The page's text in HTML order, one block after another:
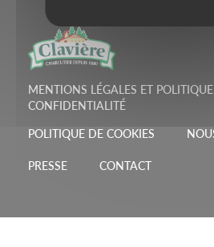
l’article
MENTIONS LÉGALES ET
CONFIDENTIALITÉ
POLITIQUE DE COOKIES
PRESSE CONTACT